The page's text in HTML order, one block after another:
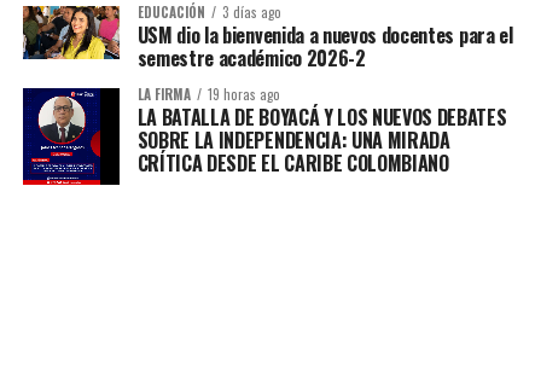
EDUCACIÓN 3 días ago
USM dio la bienvenida a nuevos docentes para el
semestre académico 2026-2
LA FIRMA 19 horas ago
LA BATALLA DE BOYACÁ Y LOS NUEVOS DEBATES
SOBRE LA INDEPENDENCIA: UNA MIRADA
CRÍTICA DESDE EL CARIBE COLOMBIANO